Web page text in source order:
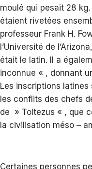
moulé qui pesait 28
étaient rivetées
professeur Frank H.
l’Université de
était le latin. Il a
inconnue « , donnant
Les inscriptions
les conflits des chefs
de » Toltezus « , que
la civilisation méso –
Certaines personnes